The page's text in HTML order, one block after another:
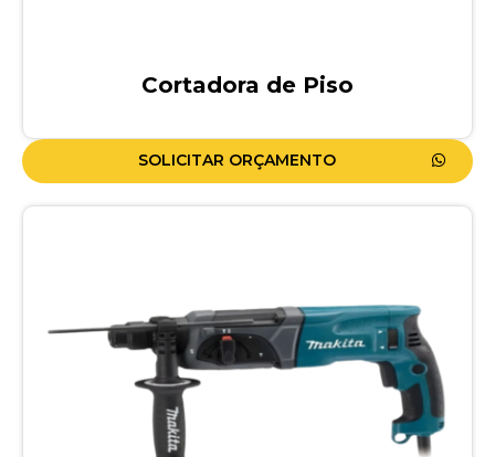
Cortadora de Piso
SOLICITAR ORÇAMENTO